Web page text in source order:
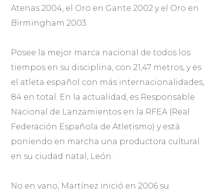
Atenas 2004, el Oro en Gante 2002 y el Oro en
Birmingham 2003.
Posee la mejor marca nacional de todos los
tiempos en su disciplina, con 21,47 metros, y es
el atleta español con más internacionalidades,
84 en total. En la actualidad, es Responsable
Nacional de Lanzamientos en la RFEA (Real
Federación Española de Atletismo) y está
poniendo en marcha una productora cultural
en su ciudad natal, León.
No en vano, Martínez inició en 2006 su